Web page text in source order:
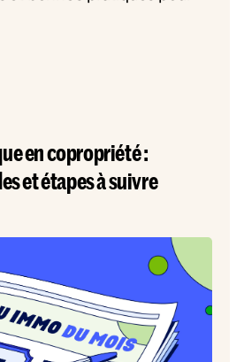
en copropriété :
et étapes à suivre